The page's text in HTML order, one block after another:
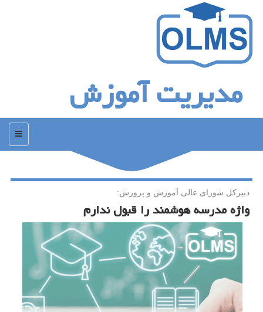
مدیریت آموزش
منو
دبیركل شورای عالی آموزش و پرورش:
واژه مدرسه هوشمند را قبول ندارم